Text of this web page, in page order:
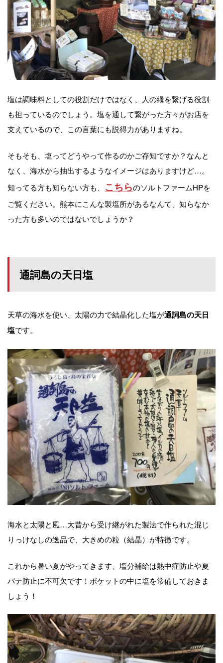
塩は調味料としての役割だけではなく、人の縁を繋げる役割
も担っているのでしょう。塩を通して繋がった方々がお店を
支えているので、この言葉にも説得力がありますね。
そもそも、塩ってどうやって作るのかご存知ですか？なんと
なく、海水から抽出するようなイメージはありますけど…。
知ってる方も知らない方も、 こちらのソルトファームHPを
ご覧ください。熊本にこんな製塩所があるなんて、知らなか
った方も多いのではないでしょうか？
通詞島の天日塩
天草の海水を使い、太陽の力で結晶化した塩が通詞島の天日
塩です。
海水と太陽と風…大昔から受け継がれた製法で作られた混じ
りっけなしの逸品で、大きめの粒（結晶）が特徴です。
これから暑い夏がやってきます、塩分補給は熱中症防止や夏
バテ防止に不可欠です！ポケットの中に塩を常備しておきま
しょう！